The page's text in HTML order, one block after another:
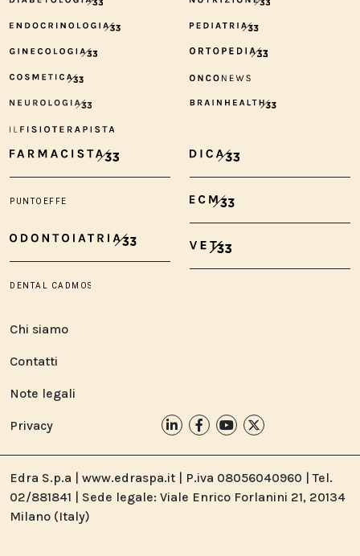
Chi siamo
Contatti
Note legali
Privacy
Edra S.p.a | www.edraspa.it | P.iva 08056040960 | Tel.
02/881841 | Sede legale: Viale Enrico Forlanini 21, 20134
Milano (Italy)